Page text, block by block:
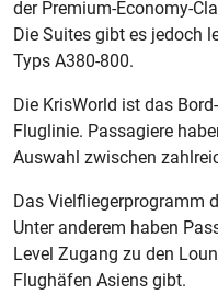
der Premium-Economy-
Die Suites gibt es jedoch
Typs A380-800.
Die KrisWorld ist das
Fluglinie. Passagiere
Auswahl zwischen
Das Vielfliegerprogramm
Unter anderem haben
Level Zugang zu den
Flughäfen Asiens gibt.